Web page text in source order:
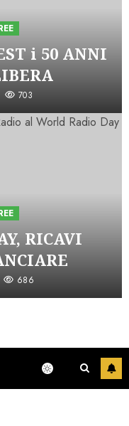
i 50 ANNI
703
RICAVI
686